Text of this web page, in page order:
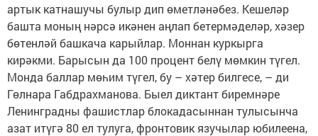
артык катнашучы булыр дип өметләнәбез. Кешеләр
башта моның нәрсә икәнен аңлап бетермәделәр, хәзер
бөтенләй башкача карыйлар. Моннан куркырга
кирәкми. Барысын да 100 процент белү мөмкин түгел.
Монда баллар мөһим түгел, бу – хәтер билгесе, – ди
Гөлнара Габдрахманова. Быел диктант биремнәре
Ленинградны фашистлар блокадасыннан тулысынча
азат итүгә 80 ел тулуга, фронтовик язучылар юбилеена,